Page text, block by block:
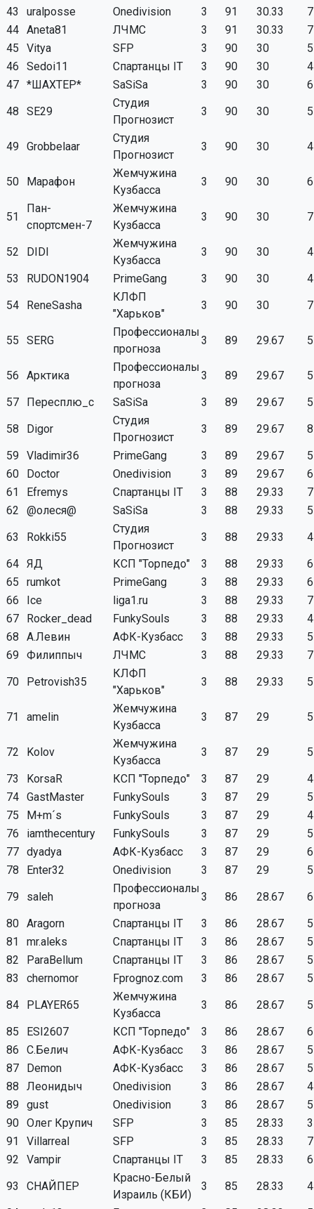
43 uralposse Onedivision 3 91 30.33
7
44 Aneta81 ЛЧМС 3 91 30.33
7
45
Vitya SFP 3 90 30
5
46
Sedoi11 Спартанцы IT 3 90 30
4
47 *ШАХТЕР* SaSiSa 3 90 30
6
48
SE29
Студия
Прогнозист
3 90 30 5
49 Grobbelaar
Студия
Прогнозист
3 90 30 4
50 Марафон
Жемчужина
Кузбасса
3 90 30 6
51
Пан-
спортсмен-7
Жемчужина
Кузбасса
3 90 30 7
52 DIDI
Жемчужина
Кузбасса
3 90 30
4
53
RUDON1904 PrimeGang 3 90 30
4
54
ReneSasha
КЛФП
"Харьков"
3 90 30 7
55 SERG
Профессионалы
прогноза
3 89 29.67 5
56 Арктика
Профессионалы
прогноза
3 89 29.67
5
57
Пересплю_с SaSiSa 3 89 29.67
5
58
Digor
Студия
Прогнозист
3 89 29.67
8
59 Vladimir36 PrimeGang 3 89 29.67
5
60
Doctor Onedivision 3 89 29.67
6
61
Efremys Спартанцы IT 3 88 29.33
7
62
@олеся@ SaSiSa 3 88 29.33
5
63
Rokki55
Студия
Прогнозист
3 88 29.33
4
64 ЯД КСП "Торпедо" 3 88 29.33
6
65
rumkot PrimeGang 3 88 29.33
6
66
Ice liga1.ru 3 88 29.33
7
67
Rocker_dead FunkySouls 3 88 29.33
4
68
А.Левин АФК-Кузбасс 3 88 29.33
5
69 Филиппыч ЛЧМС 3 88 29.33
7
70
Petrovish35
КЛФП
"Харьков"
3 88 29.33 5
71 аmelin
Жемчужина
Кузбасса
3 87 29 5
72 Kolov
Жемчужина
Кузбасса
3 87 29
5
73
KorsaR КСП "Торпедо" 3 87 29
4
74 GastMaster FunkySouls 3 87 29
5
75
M+m´s FunkySouls 3 87 29
4
76
iamthecentury FunkySouls 3 87 29
5
77 dyadya АФК-Кузбасс 3 87 29
6
78
Enter32 Onedivision 3 87 29
5
79
saleh
Профессионалы
прогноза
3 86 28.67
6
80 Aragorn Спартанцы IT 3 86 28.67
5
81
mr.aleks Спартанцы IT 3 86 28.67
5
82
ParaBellum Спартанцы IT 3 86 28.67
5
83
chernomor Fprognoz.com 3 86 28.67
5
84
PLAYER65
Жемчужина
Кузбасса
3 86 28.67
5
85
ESI2607 КСП "Торпедо" 3 86 28.67
6
86
С.Белич АФК-Кузбасс 3 86 28.67
5
87
Demon АФК-Кузбасс 3 86 28.67
5
88
Леонидыч Onedivision 3 86 28.67
4
89 gust Onedivision 3 86 28.67
5
90 Олег Крупич SFP 3 85 28.33
3
91
Villarreal SFP 3 85 28.33
7
92
Vampir Спартанцы IT 3 85 28.33
6
93
СНАЙПЕР
Красно-Белый
Израиль (КБИ)
3 85 28.33
4